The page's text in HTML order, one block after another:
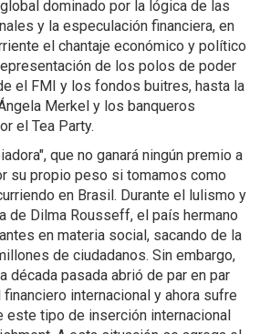
dominado por la lógica de las
y la especulación financiera, en
el chantaje económico y político
de los polos de poder
el FMI y los fondos buitres, hasta la
Merkel y los banqueros
el Tea Party.
que no ganará ningún premio a
su propio peso si tomamos como
en Brasil. Durante el lulismo y
de Dilma Rousseff, el país hermano
en materia social, sacando de la
de ciudadanos. Sin embargo,
década pasada abrió de par en par
internacional y ahora sufre
este tipo de inserción internacional